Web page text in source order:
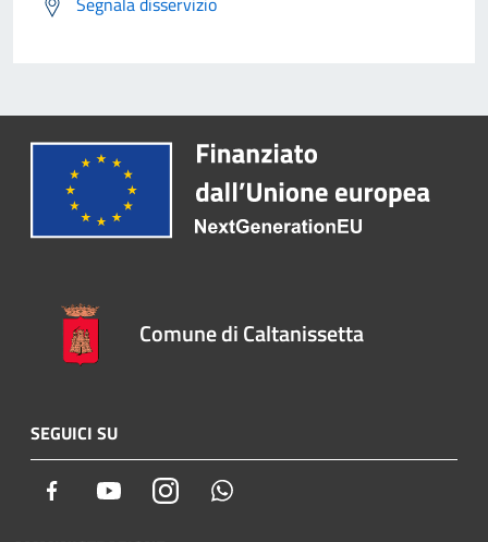
Comune di Caltanissetta
SEGUICI SU
Facebook YoutubeInstagram